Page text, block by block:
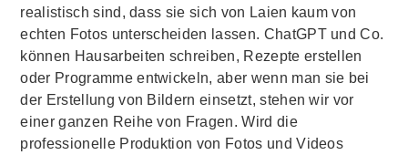
realistisch sind, dass sie sich von Laien kaum von
echten Fotos unterscheiden lassen. ChatGPT und Co.
können Hausarbeiten schreiben, Rezepte erstellen
oder Programme entwickeln, aber wenn man sie bei
der Erstellung von Bildern einsetzt, stehen wir vor
einer ganzen Reihe von Fragen. Wird die
professionelle Produktion von Fotos und Videos